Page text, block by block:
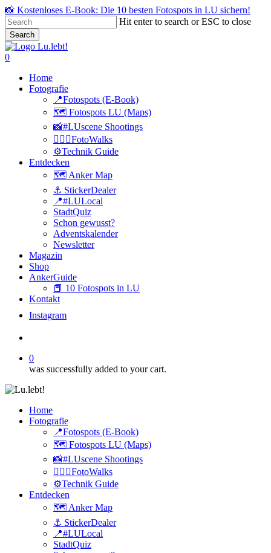
Skip
to
main
content
📸 Kostenloses E-Book: Die 10 besten Fotospots in LU sichern!
Hit enter to search or ESC to close
Search
Close
Search
search
0
Home
Fotografie
📍Fotospots (E-Book)
🗺️ Fotospots LU (Maps)
📸#LUscene Shootings
🚶🏻‍♂️FotoWalks
⚙️Technik Guide
Entdecken
🗺️ Anker Map
⚓️ StickerDealer
📍#LULocal
StadtQuiz
Schon gewusst?
Adventskalender
Newsletter
Magazin
Shop
AnkerGuide
📕 10 Fotospots in LU
Kontakt
Instagram
0
was successfully added to your cart.
Home
Fotografie
📍Fotospots (E-Book)
🗺️ Fotospots LU (Maps)
📸#LUscene Shootings
🚶🏻‍♂️FotoWalks
⚙️Technik Guide
Entdecken
🗺️ Anker Map
⚓️ StickerDealer
📍#LULocal
StadtQuiz